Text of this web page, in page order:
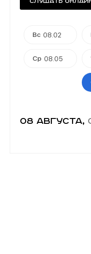
Вс 08.02
Ср 08.05
08 августа,